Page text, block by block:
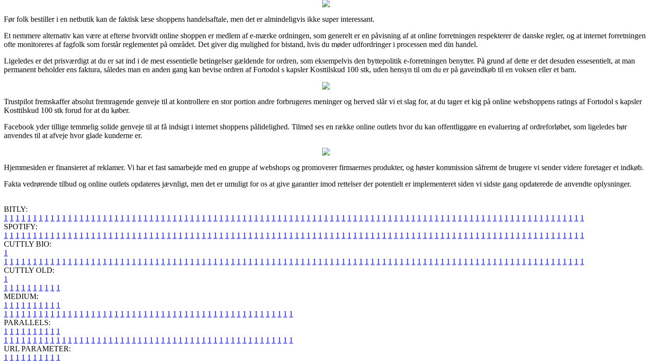
Før folk bestiller i en netbutik kan de faktisk læse shoppens handelsaftale, men det er almindeligvis ikke super interessant.
Et nemmere alternativ kan være at efterse hvorvidt online shoppen er medlem af e-mærke ordningen, som generelt er en påvisning af at online forretningen respekterer de danske regler, og at internet forretningen
ofte monitoreres af fagfolk som forstår reglementet på området. Det giver dig mulighed for bistand, hvis du møder udfordringer i processen med din handel.
Ligeledes er det prisværdigt at du er sat ind i de mest essentielle betingelser gældende for ordren, som eksempelvis den byttepolitik e-forretningen benytter. På grund af dette er det desuden essesentielt, at man
permanent beholder ens faktura, således man en anden gang kan bevise ordren af Fortodol s kapsler Kosttilskud 100 stk, uden hensyn til om du er på gaveindkøb til en voksen eller et barn.
Trustpilot fremskaffer absolut fremragende genveje til at kontrollere en stor portion andre forbrugeres meninger og herved slår vi et slag for, at du tager et kig på online webshoppens ratings af Fortodol s kapsler
Kosttilskud 100 stk forud for at du køber.
Facebook yder tillige temmelig solide genveje til at få indsigt i internet shoppens pålidelighed. Tilmed ses en række online outlets hvor du kan offentliggøre en evaluering af ordreforløbet, som ligeledes bør
anvendes til at afveje hvor glade kunderne er.
Hjemmesiden er finansieret af reklamer. Vi har et fast samarbejde med en gruppe af webshops og promoverer firmaernes produkter, og høster kommission såfremt de brugere vi sender videre foretager et indkøb.
Fakta vedrørende tilbud og online outlets opdateres jævnligt, men det er umuligt for os at give garantier imod rettelser der potentielt er implementeret siden vi sidste gang opdaterede de anvendte oplysninger.
BITLY:
1 1 1 1 1 1 1 1 1 1 1 1 1 1 1 1 1 1 1 1 1 1 1 1 1 1 1 1 1 1 1 1 1 1 1 1 1 1 1 1 1 1 1 1 1 1 1 1 1 1 1 1 1 1 1 1 1 1 1 1 1 1 1 1 1 1 1 1 1 1 1 1 1 1 1 1 1 1 1 1 1 1 1 1 1 1 1 1 1 1 1 1 1 1 1 1 1 1 1 1
SPOTIFY:
1 1 1 1 1 1 1 1 1 1 1 1 1 1 1 1 1 1 1 1 1 1 1 1 1 1 1 1 1 1 1 1 1 1 1 1 1 1 1 1 1 1 1 1 1 1 1 1 1 1 1 1 1 1 1 1 1 1 1 1 1 1 1 1 1 1 1 1 1 1 1 1 1 1 1 1 1 1 1 1 1 1 1 1 1 1 1 1 1 1 1 1 1 1 1 1 1 1 1 1
CUTTLY BIO:
1
1 1 1 1 1 1 1 1 1 1 1 1 1 1 1 1 1 1 1 1 1 1 1 1 1 1 1 1 1 1 1 1 1 1 1 1 1 1 1 1 1 1 1 1 1 1 1 1 1 1 1 1 1 1 1 1 1 1 1 1 1 1 1 1 1 1 1 1 1 1 1 1 1 1 1 1 1 1 1 1 1 1 1 1 1 1 1 1 1 1 1 1 1 1 1 1 1 1 1 1
CUTTLY OLD:
1
1 1 1 1 1 1 1 1 1 1
MEDIUM:
1 1 1 1 1 1 1 1 1 1
1 1 1 1 1 1 1 1 1 1 1 1 1 1 1 1 1 1 1 1 1 1 1 1 1 1 1 1 1 1 1 1 1 1 1 1 1 1 1 1 1 1 1 1 1 1 1 1 1 1
PARALLELS:
1 1 1 1 1 1 1 1 1 1
1 1 1 1 1 1 1 1 1 1 1 1 1 1 1 1 1 1 1 1 1 1 1 1 1 1 1 1 1 1 1 1 1 1 1 1 1 1 1 1 1 1 1 1 1 1 1 1 1 1
URL PARAMETER:
1 1 1 1 1 1 1 1 1 1